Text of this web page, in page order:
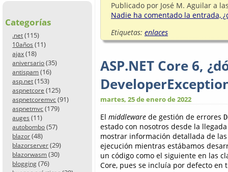
Categorías
.net (115)
10años (11)
ajax (18)
aniversario (35)
antispam (16)
asp.net (153)
aspnetcore (125)
aspnetcoremvc (91)
aspnetmvc (179)
auges (11)
autobombo (57)
blazor (48)
blazorserver (29)
blazorwasm (30)
blogging (76)
Publicado por José M. Aguilar a
Nadie ha comentado la entrada,
Etiquetas: enlaces
ASP.NET Core 6,
martes, 25 de enero de 2022
El middleware de gestión de errores
estado con nosotros desde la
mostrar información detallada de
ejecución mientras estábamos
un código como el siguiente en las
Core, pues se incluía por defecto